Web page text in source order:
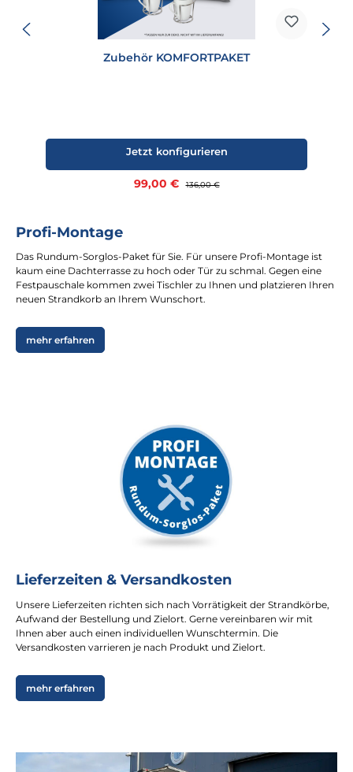
Zubehör KOMFORTPAKET
Verkaufspreis:
99,00 € Regulärer Preis:
136,00 €
Jetzt konfigurieren
Profi-Montage
Das Rundum-Sorglos-Paket für Sie. Für unsere Profi-Montage ist
kaum eine Dachterrasse zu hoch oder Tür zu schmal. Gegen eine
Festpauschale kommen zwei Tischler zu Ihnen und platzieren Ihren
neuen Strandkorb an Ihrem Wunschort.
mehr erfahren
Lieferzeiten & Versandkosten
Unsere Lieferzeiten richten sich nach Vorrätigkeit der Strandkörbe,
Aufwand der Bestellung und Zielort. Gerne vereinbaren wir mit
Ihnen aber auch einen individuellen Wunschtermin. Die
Versandkosten varrieren je nach Produkt und Zielort.
mehr erfahren